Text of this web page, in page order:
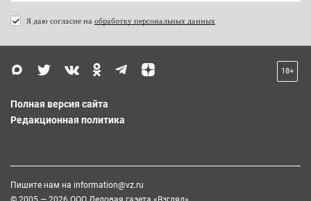
Я даю согласие на обработку персональных данных
18+
Полная версия сайта
Редакционная политика
Пишите нам на information@vz.ru